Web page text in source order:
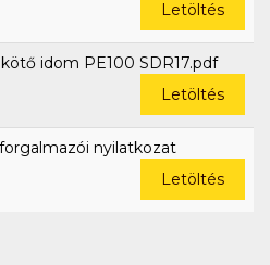
Letöltés
idom PE100 SDR17.pdf
Letöltés
nyilatkozat
Letöltés